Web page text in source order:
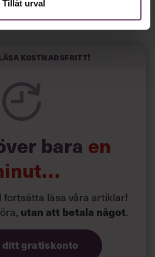
Tillåt urval
sitt trick till en affärsidé: appen
formellt och minutiöst
kostnadsfritt!
bara en
fortsätta läsa våra artiklar!
utan att betala något.
ditt gratiskonto